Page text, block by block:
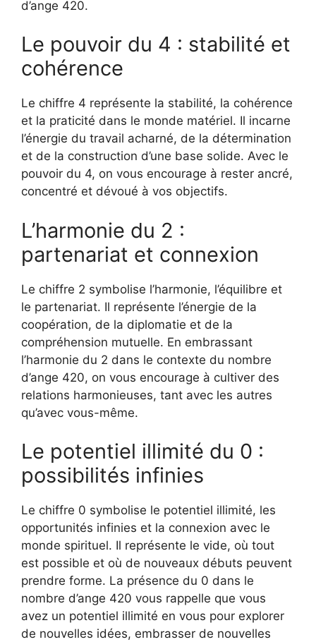
d’ange 420.
Le pouvoir du 4 : stabilité et
cohérence
Le chiffre 4 représente la stabilité, la cohérence
et la praticité dans le monde matériel. Il incarne
l’énergie du travail acharné, de la détermination
et de la construction d’une base solide. Avec le
pouvoir du 4, on vous encourage à rester ancré,
concentré et dévoué à vos objectifs.
L’harmonie du 2 :
partenariat et connexion
Le chiffre 2 symbolise l’harmonie, l’équilibre et
le partenariat. Il représente l’énergie de la
coopération, de la diplomatie et de la
compréhension mutuelle. En embrassant
l’harmonie du 2 dans le contexte du nombre
d’ange 420, on vous encourage à cultiver des
relations harmonieuses, tant avec les autres
qu’avec vous-même.
Le potentiel illimité du 0 :
possibilités infinies
Le chiffre 0 symbolise le potentiel illimité, les
opportunités infinies et la connexion avec le
monde spirituel. Il représente le vide, où tout
est possible et où de nouveaux débuts peuvent
prendre forme. La présence du 0 dans le
nombre d’ange 420 vous rappelle que vous
avez un potentiel illimité en vous pour explorer
de nouvelles idées, embrasser de nouvelles